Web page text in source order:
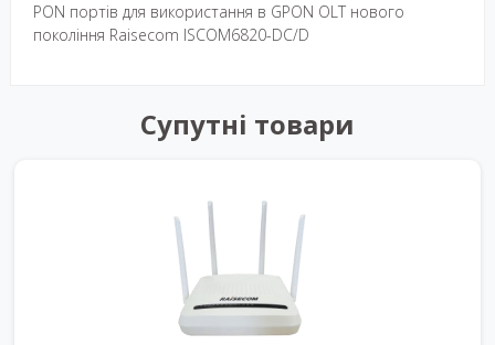
PON портів для використання в GPON OLT нового
покоління Raisecom ISCOM6820-DC/D
Супутні товари